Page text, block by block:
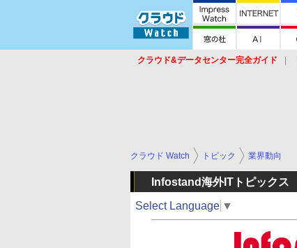
クラウド&データセンター完全ガイド
クラウド Watch トピック 業界動向
Infostand海外ITトピックス
Select Language ▼